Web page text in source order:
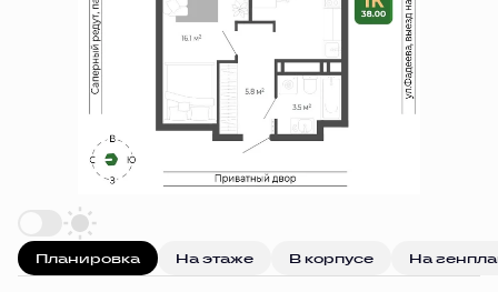
Планировка На этаже В корпусе На